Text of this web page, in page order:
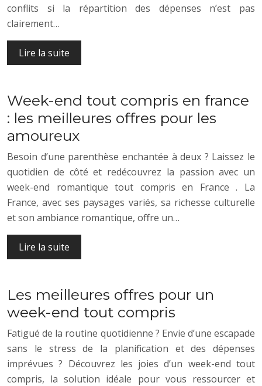
conflits si la répartition des dépenses n’est pas
clairement…
Lire la suite
Week-end tout compris en france
: les meilleures offres pour les
amoureux
Besoin d’une parenthèse enchantée à deux ? Laissez le
quotidien de côté et redécouvrez la passion avec un
week-end romantique tout compris en France . La
France, avec ses paysages variés, sa richesse culturelle
et son ambiance romantique, offre un…
Lire la suite
Les meilleures offres pour un
week-end tout compris
Fatigué de la routine quotidienne ? Envie d’une escapade
sans le stress de la planification et des dépenses
imprévues ? Découvrez les joies d’un week-end tout
compris, la solution idéale pour vous ressourcer et